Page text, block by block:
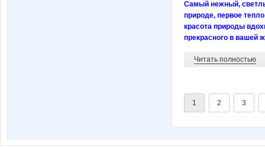
Самый нежный,
природе, первое
красота природы
прекрасного в вашей
Читать полностью
1 2 3